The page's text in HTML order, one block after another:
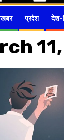
खबर प्रदेश देश-